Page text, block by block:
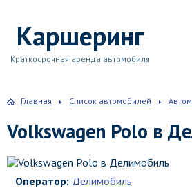
Каршеринг
Краткосрочная аренда автомобиля
Главная Список автомобилей
Volkswagen Polo в
Оператор: Делимобиль